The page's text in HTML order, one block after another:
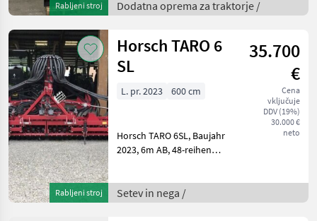
Rabljeni stroj
Aufnahme, Dodatna
oprema za traktorje Druga
traktorje
Dodatna oprema za traktorje /
Rabljeni stroj
Horsch TARO 6
SL
35.700
€
Cena
vključuje
DDV (19%)
30.000 €
neto
L. pr. 2023 600 cm
Horsch TARO 6SL, Baujahr
2023, 6m AB, 48-reihen
Spurlockererzinken 1 St.
Rahmen
Setev in nega /